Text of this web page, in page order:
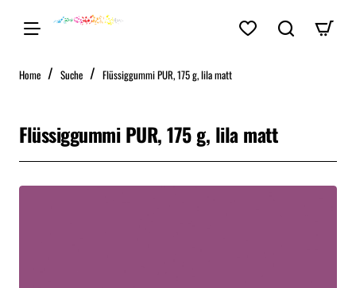
Home home Suche Flüssiggummi PUR, 175 g, lila matt
Flüssiggummi PUR, 175 g, lila matt